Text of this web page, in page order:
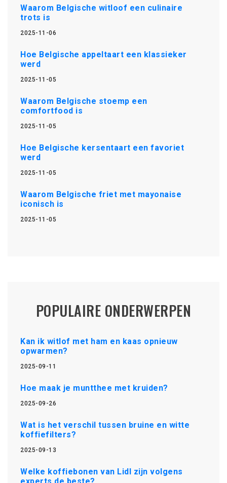
Waarom Belgische witloof een culinaire
trots is
2025-11-06
Hoe Belgische appeltaart een klassieker
werd
2025-11-05
Waarom Belgische stoemp een
comfortfood is
2025-11-05
Hoe Belgische kersentaart een favoriet
werd
2025-11-05
Waarom Belgische friet met mayonaise
iconisch is
2025-11-05
POPULAIRE ONDERWERPEN
Kan ik witlof met ham en kaas opnieuw
opwarmen?
2025-09-11
Hoe maak je muntthee met kruiden?
2025-09-26
Wat is het verschil tussen bruine en witte
koffiefilters?
2025-09-13
Welke koffiebonen van Lidl zijn volgens